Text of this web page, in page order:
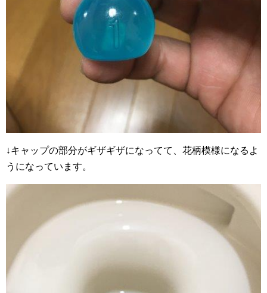
↓キャップの部分がギザギザになってて、花柄模様になるよ
うになっています。